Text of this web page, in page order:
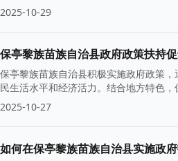
2025-10-29
保亭黎族苗族自治县政府政策扶持
保亭黎族苗族自治县积极实施政府政策
民生活水平和经济活力。结合地方特色
2025-10-27
如何在保亭黎族苗族自治县实施政